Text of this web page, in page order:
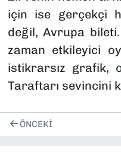
için ise gerçekçi
değil, Avrupa
zaman etkileyici
istikrarsız grafik,
Taraftarı sevincini
ÖNCEKI